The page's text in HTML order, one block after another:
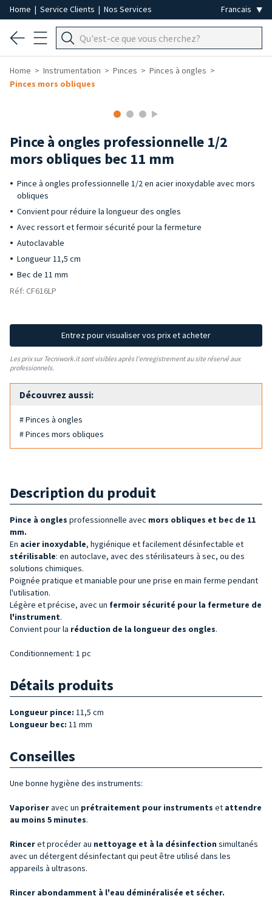
Home | Service Clients | Nos Services
Home Instrumentation Pinces
Pinces à ongles
Pinces mors obliques
Pince à ongles professionnelle 1/2
mors obliques bec 11 mm
Pince à ongles professionnelle 1/2 en acier inoxydable avec mors
obliques
Convient pour réduire la longueur des ongles
Avec ressort et fermoir sécurité pour la fermeture
Autoclavable
Longueur 11,5 cm
Bec de 11 mm
Réf: CF616LP
Entrez pour visualiser vos prix et acheter
Les prix sur Tecniwork.it sont visibles après l'enregistrement au site réservé aux
professionnels.
Découvrez aussi:
# Pinces à ongles
# Pinces mors obliques
Description du produit
Pince à ongles professionnelle avec mors obliques et bec de 11
mm.
En acier inoxydable, hygiénique et facilement désinfectable et
stérilisable: en autoclave, avec des stérilisateurs à sec, ou des
solutions chimiques.
Poignée pratique et maniable pour une prise en main ferme pendant
l'utilisation.
Légère et précise, avec un fermoir sécurité pour la fermeture de
l'instrument.
Convient pour la réduction de la longueur des ongles.
Conditionnement: 1 pc
Détails produits
Longueur pince: 11,5 cm
Longueur bec: 11 mm
Conseilles
Une bonne hygiène des instruments:
Vaporiseravec un prétraitement pour instruments et attendre
au moins 5 minutes.
Rinceret procéder au nettoyage et à la désinfection simultanés
avec un détergent désinfectant qui peut être utilisé dans les
appareils à ultrasons.
Rincer abondamment à l'eau déminéralisée et sécher.